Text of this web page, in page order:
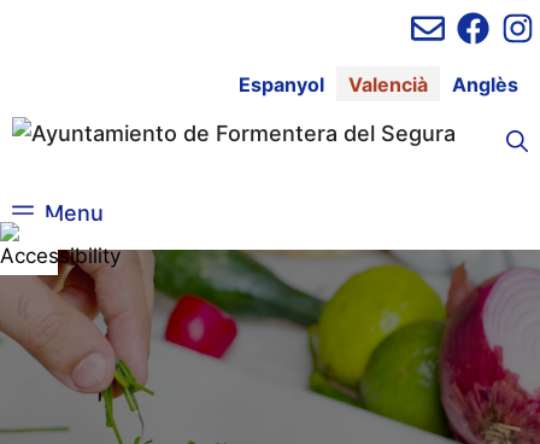
Espanyol Valencià Anglès
Menu